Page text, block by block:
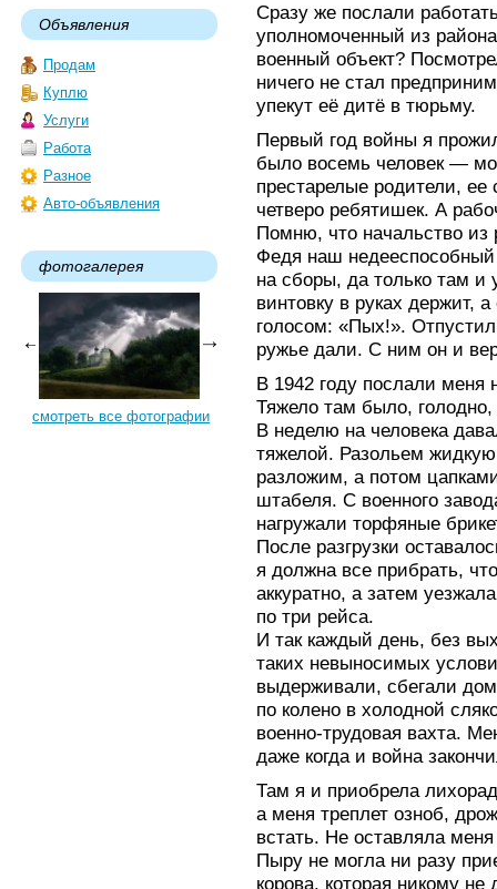
Объявления
Продам
Куплю
Услуги
Работа
Разное
Авто-объявления
фотогалерея
смотреть все фотографии
Сразу же послали
уполномоченный из
военный объект?
ничего не стал
упекут её дитё в тюрьму.
Первый год войны я
было восемь человек —
престарелые родители,
четверо ребятишек. А
Помню, что начальство из
Федя наш
на сборы, да только там и
винтовку в руках держит,
голосом: «Пых!».
ружье дали. С ним он и
В 1942 году послали меня
Тяжело там было,
В неделю на человека
тяжелой. Разольем
разложим, а потом
штабеля. С военного
нагружали торфяные
После разгрузки
я должна все прибрать,
аккуратно, а затем
по три рейса.
И так каждый день, без
таких невыносимых
выдерживали, сбегали
по колено в холодной
военно-трудовая вахта.
даже когда и война
Там я и приобрела
а меня треплет озноб,
встать. Не оставляла
Пыру не могла ни разу
корова, которая никому